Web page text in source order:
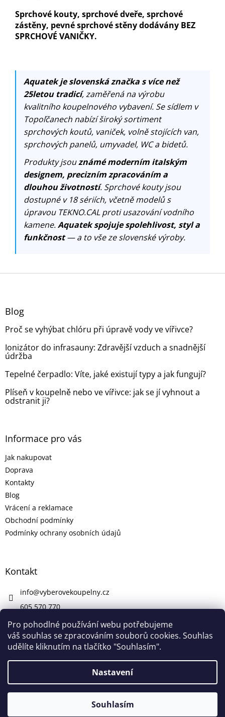
Pro pohodlné používání webu potřebujeme
váš souhlas se zpracováním souborů cookies. Souhlas
udělíte kliknutím na tlačítko "Souhlasím".
Nastavení
Souhlasím
V pátek 7. 8. máme firemní dovolenou. V případě potřeby nám
napište na info@vyberovekoupelny.cz. Všechny požadavky
Sprchové kouty, sprchové dveře, sprchové
zástěny, pevné sprchové stěny dodávány BEZ
SPRCHOVÉ VANIČKY.
Aquatek je slovenská značka s více než
25letou tradicí, zaměřená na výrobu
kvalitního koupelnového vybavení. Se sídlem v
Topoľčanech nabízí široký sortiment
sprchových koutů, vaniček, volně stojících van,
sprchových panelů, umyvadel, WC a bidetů.
Produkty jsouznámé moderním italským
designem, precizním zpracováním a
dlouhou životností. Sprchové kouty jsou
dostupné v 18 sériích, včetně modelů s
úpravou TEKNO.CAL proti usazování vodního
kamene.Aquatek spojuje spolehlivost, styl a
funkčnost— a to vše ze slovenské výroby.
Z
Blog
Proč se vyhýbat chlóru při úpravě vody ve vířivce?
Ionizátor do infrasauny: Zdravější vzduch a snadnější
údržba
Tepelné čerpadlo: Víte, jaké existují typy a jak fungují?
Plíseň v koupelně nebo ve vířivce: jak se jí vyhnout a
odstranit ji?
Informace pro vás
Jak nakupovat
Doprava
Kontakty
Blog
Vrácení a reklamace
Obchodní podmínky
Podmínky ochrany osobních údajů
Kontakt
info@vyberovekoupelny.cz
605 570 770
https://www.facebook.com/vyberovekoupelny/
vyhrazena.